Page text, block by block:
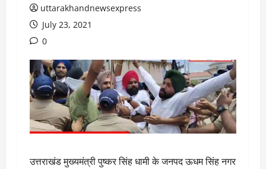
uttarakhandnewsexpress
July 23, 2021
0
उत्तराखंड मुख्यमंत्री पुष्कर सिंह धामी के जनपद ऊधम सिंह नगर